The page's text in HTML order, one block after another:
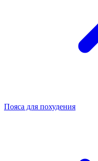
Пояса для похудения